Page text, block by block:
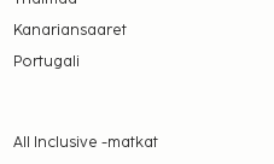
maksut.
Kanariansaaret
Portugali
All Inclusive -matkat